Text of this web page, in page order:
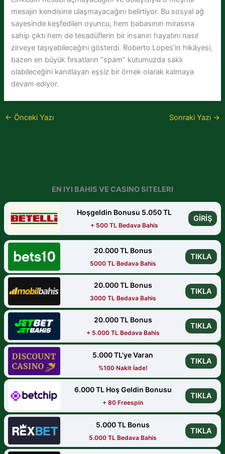
EN IYI BAHIS VE CASINO SITELERI
Hoşgeldin Bonusu 5.050 TL
+ 500 TL Bedava Bahis
GİRİŞ
20.000 TL Bonus
5000 TL Bedava Bahis
TIKLA
20.000 TL Bonus
3000 TL Bedava Bahis
TIKLA
20.000 TL Bonus
+ 5.000 TL Bedava Bahis
TIKLA
5.000 TL'ye Varan
%100 Nakit İade!
TIKLA
6.000 TL Hoş Geldin Bonusu
+ 80 Freespin
TIKLA
5.000 TL Bonus
5.000 TL Bedava Bahis
TIKLA
mesajın kendisine ulaşmayacağını belirtiyor. Bu sosyal ağ
sayesinde keşfedilen oyuncu, hem babasının mirasına
sahip çıktı hem de tesadüflerin bir insanın hayatını nasıl
zirveye taşıyabileceğini gösterdi. Roberto Lopes’in hikâyesi,
bazen en büyük fırsatların “spam” kutumuzda saklı
olabileceğini kanıtlayan eşsiz bir örnek olarak kalmaya
devam ediyor.
← Önceki Yazı Sonraki Yazı →